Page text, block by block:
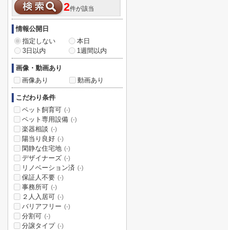
2件が該当
情報公開日
指定しない
本日
3日以内
1週間以内
画像・動画あり
画像あり
動画あり
こだわり条件
ペット飼育可 (-)
ペット専用設備 (-)
楽器相談 (-)
陽当り良好 (-)
閑静な住宅地 (-)
デザイナーズ (-)
リノベーション済 (-)
保証人不要 (-)
事務所可 (-)
２人入居可 (-)
バリアフリー (-)
分割可 (-)
分譲タイプ (-)